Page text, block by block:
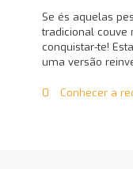
Se és aquelas
tradicional couve
conquistar-te!
uma versão
0 Conhecer a